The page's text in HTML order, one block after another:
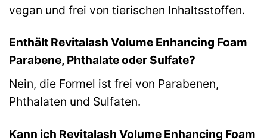
vegan und frei von tierischen Inhaltsstoffen.
Enthält Revitalash Volume Enhancing Foam
Parabene, Phthalate oder Sulfate?
Nein, die Formel ist frei von Parabenen,
Phthalaten und Sulfaten.
Kann ich Revitalash Volume Enhancing Foam